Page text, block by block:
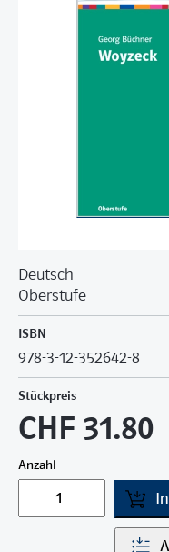
Deutsch
Oberstufe
ISBN
978-3-12-352642-8
Stückpreis
CHF 31.80
Anzahl